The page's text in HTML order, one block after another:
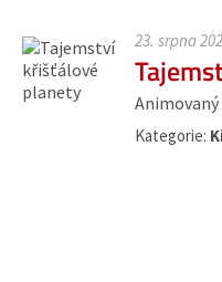
23. srpna
Animovaný
Kategorie: